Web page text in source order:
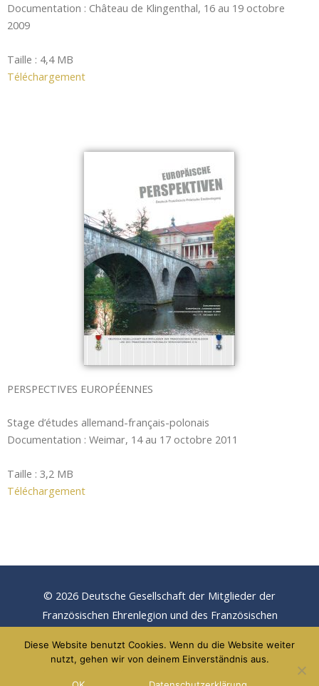
Documentation : Château de Klingenthal, 16 au 19 octobre
2009
Taille : 4,4 MB
Téléchargement
PERSPECTIVES EUROPÉENNES
Stage d’études allemand-français-polonais
Documentation : Weimar, 14 au 17 octobre 2011
Taille : 3,2 MB
Téléchargement
© 2026 Deutsche Gesellschaft der Mitglieder der
Französischen Ehrenlegion und des Französischen
Politique de confidentialité
Empreinte (version allemande)
Diese Website benutzt Cookies. Wenn du die Website weiter
nutzt, gehen wir von deinem Einverständnis aus.